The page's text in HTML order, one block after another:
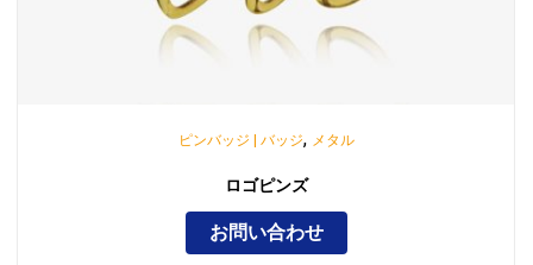
ピンバッジ | バッジ, メタル
ロゴピンズ
お問い合わせ